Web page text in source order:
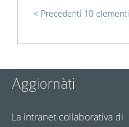
Precedenti 10 elementi
Aggiornàti
La intranet collaborativa di